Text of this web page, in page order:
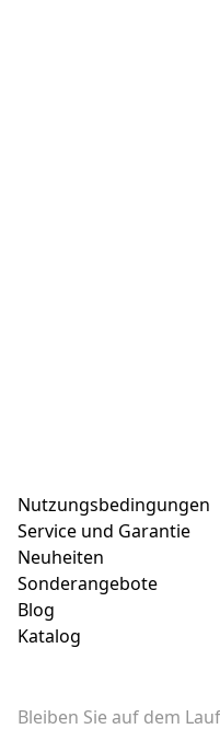
Nutzungsbedingungen
Service und Garantie
Neuheiten
Sonderangebote
Blog
Katalog
Bleiben Sie auf dem